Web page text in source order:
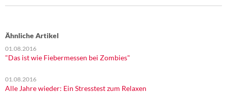
Ähnliche Artikel
01.08.2016
"Das ist wie Fiebermessen bei Zombies"
01.08.2016
Alle Jahre wieder: Ein Stresstest zum Relaxen